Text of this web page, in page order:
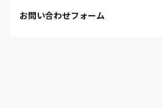
お問い合わせフォーム